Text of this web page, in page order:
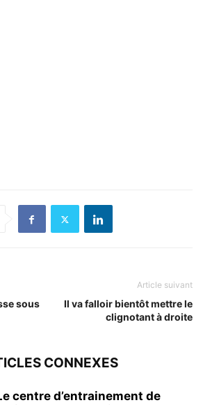
sous
Article suivant
Il va falloir bientôt mettre le
clignotant à droite
CONNEXES
centre d’entrainement de